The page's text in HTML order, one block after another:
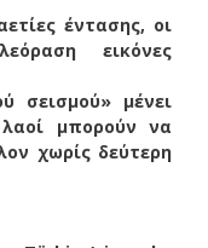
έντασης, οι
εικόνες
σεισμού» μένει
μπορούν να
χωρίς δεύτερη